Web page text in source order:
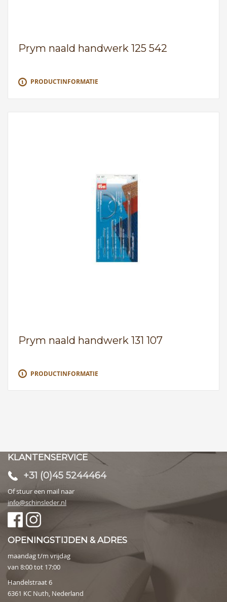
Prym naald handwerk 125 542
PRODUCTINFORMATIE
Prym naald handwerk 131 107
PRODUCTINFORMATIE
KLANTENSERVICE
+31 (0)45 5244464
Of stuur een mail naar
info@schinsleder.nl
OPENINGSTIJDEN & ADRES
maandag t/m vrijdag
van 8:00 tot 17:00
Handelstraat 6
6361 KC Nuth, Nederland